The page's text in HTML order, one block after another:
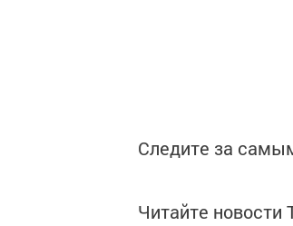
Следите за
Читайте